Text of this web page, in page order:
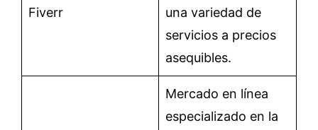
Fiverr
una variedad de
servicios a precios
asequibles.
Mercado en línea
especializado en la